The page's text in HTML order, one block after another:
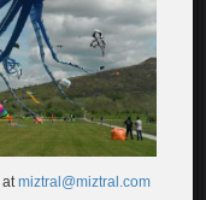
atmiztral@miztral.com